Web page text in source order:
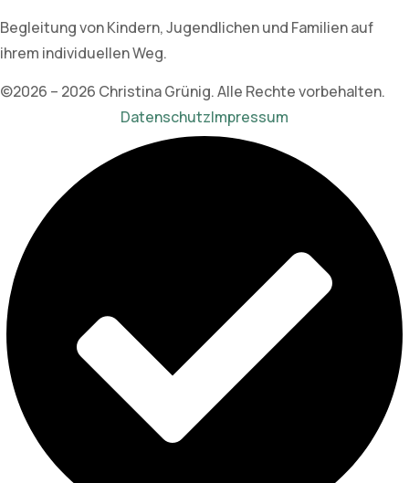
Begleitung von Kindern, Jugendlichen und Familien auf
ihrem individuellen Weg.
©2026 – 2026 Christina Grünig. Alle Rechte vorbehalten.
DatenschutzImpressum